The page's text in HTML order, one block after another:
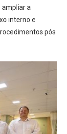
ampliar a
interno e
pós